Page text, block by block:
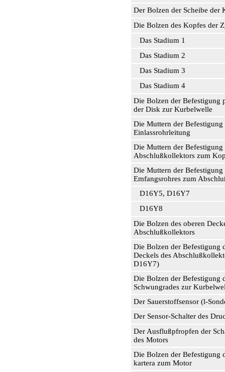
Der Bolzen der Scheibe der
Die Bolzen des Kopfes der
Das Stadium 1
Das Stadium 2
Das Stadium 3
Das Stadium 4
Die Bolzen der Befestigung
der Disk zur Kurbelwelle
Die Muttern der Befestigung
Einlassrohrleitung
Die Muttern der Befestigung
Abschlußkollektors zum
Die Muttern der Befestigung
Emfangsrohres zum
D16Y5, D16Y7
D16Y8
Die Bolzen des oberen
Abschlußkollektors
Die Bolzen der Befestigung
Deckels des
D16Y7)
Die Bolzen der Befestigung
Schwungrades zur
Der Sauerstoffsensor (l-
Der Sensor-Schalter des
Der Ausflußpfropfen der
des Motors
Die Bolzen der Befestigung
kartera zum Motor